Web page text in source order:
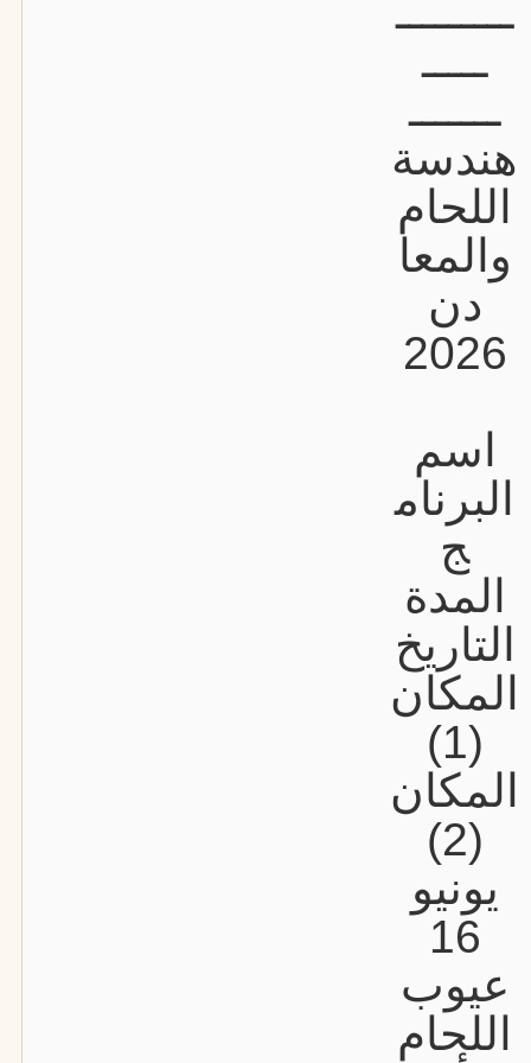
ـــــــــ
ـــــ
ـــــــ
هندسة
اللحام
والمعا
دن
2026
اسم
البرنام
ج
المدة
التاريخ
المكان
(1)
المكان
(2)
يونيو
16
عيوب
اللحام